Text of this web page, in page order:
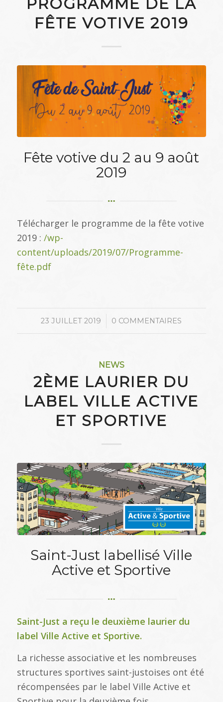
FÊTE VOTIVE 2019
Fête votive du 2 au 9 août
2019
Télécharger le programme de la fête votive
2019 : /wp-
content/uploads/2019/07/Programme-
fête.pdf
23 JUILLET 2019
/ 0 COMMENTAIRES
NEWS
2ÈME LAURIER DU
LABEL VILLE ACTIVE
ET SPORTIVE
Saint-Just labellisé Ville
Active et Sportive
Saint-Just a reçu le deuxième laurier du
label Ville Active et Sportive.
La richesse associative et les nombreuses
structures sportives saint-justoises ont été
récompensées par le label Ville Active et